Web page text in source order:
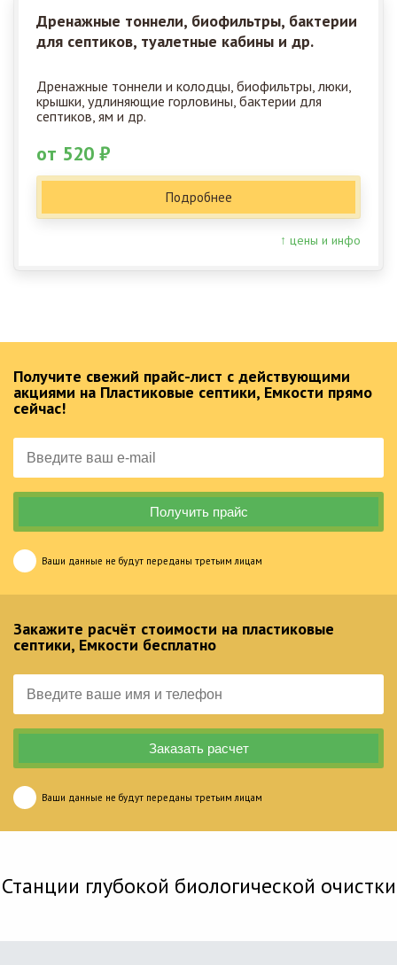
Дренажные тоннели, биофильтры, бактерии
для септиков, туалетные кабины и др.
Дренажные тоннели и колодцы, биофильтры, люки,
крышки, удлиняющие горловины, бактерии для
септиков, ям и др.
от 520 ₽
Подробнее
↑ цены и инфо
Получите свежий прайс-лист с действующими
акциями на Пластиковые септики, Емкости прямо
сейчас!
Ваши данные не будут переданы третьим лицам
Закажите расчёт стоимости на пластиковые
септики, Емкости бесплатно
Ваши данные не будут переданы третьим лицам
Станции глубокой биологической очистки